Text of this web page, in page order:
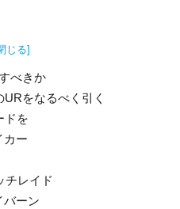
べきか
をなるべく引く
ドを
カー
チレイド
バーン